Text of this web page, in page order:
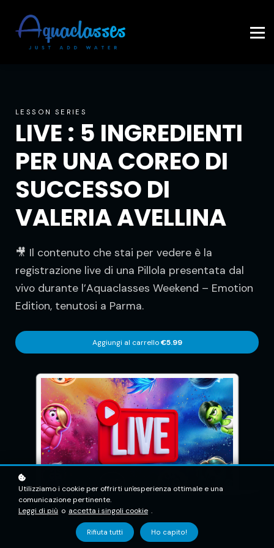
Accedi
LESSON SERIES
LIVE : 5 INGREDIENTI
PER UNA COREO DI
SUCCESSO DI
VALERIA AVELLINA
🎥 Il contenuto che stai per vedere è la
registrazione live di una Pillola presentata dal
vivo durante l’Aquaclasses Weekend – Emotion
Edition, tenutosi a Parma.
Aggiungi al carrello €5.99
Utilizziamo i cookie per offrirti un'esperienza ottimale e una
comunicazione pertinente.
Leggi di più o accetta i singoli cookie .
Rifiuta tutti Ho capito!